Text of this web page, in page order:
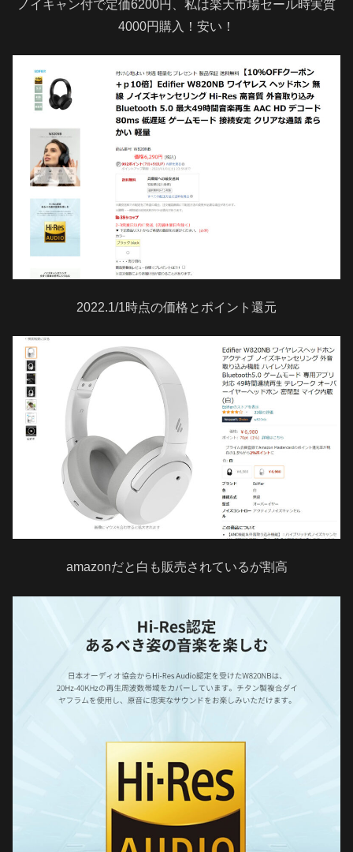
ノイキャン付で定価6200円、私は楽天市場セール時実質
4000円購入！安い！
2022.1/1時点の価格とポイント還元
amazonだと白も販売されているが割高